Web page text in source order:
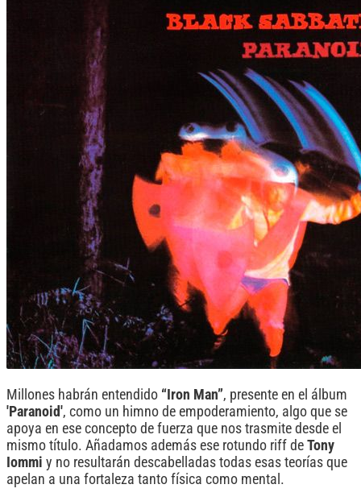
Millones habrán entendido “Iron Man”, presente en el álbum
'Paranoid', como un himno de empoderamiento, algo que se
apoya en ese concepto de fuerza que nos trasmite desde el
mismo título. Añadamos además ese rotundo riff de Tony
Iommi y no resultarán descabelladas todas esas teorías que
apelan a una fortaleza tanto física como mental.